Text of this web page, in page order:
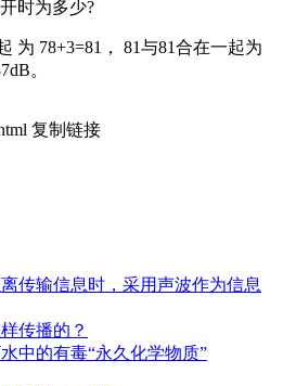
时为多少?
为 78+3=81， 81与81合在一起为
。
复制链接
传输信息时，采用声波作为信息
传播的？
中的有毒“永久化学物质”